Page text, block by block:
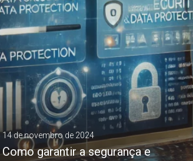
14 de novembro de 2024
Como garantir a segurança e